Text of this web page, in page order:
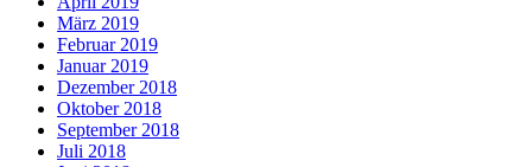
März 2019
Februar 2019
Januar 2019
Dezember 2018
Oktober 2018
September 2018
Juli 2018